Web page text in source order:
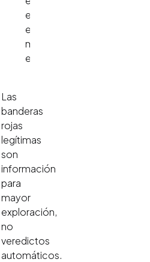
estabilidad
emocional
merecen
exploración.
Las
banderas
rojas
legítimas
son
información
para
mayor
exploración,
no
veredictos
automáticos.